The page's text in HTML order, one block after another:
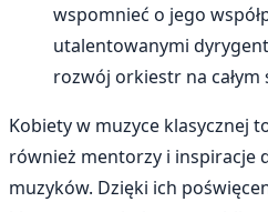
wspomnieć o jego
utalentowanymi
rozwój orkiestr na całym
Kobiety w muzyce klasycznej
również mentorzy i inspiracje
muzyków. Dzięki ich